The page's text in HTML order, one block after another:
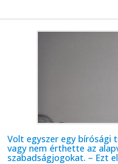
Volt egyszer egy bírósági
vagy nem érthette az
szabadságjogokat. – Ezt